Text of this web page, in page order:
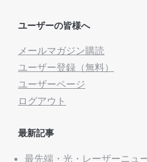
ユーザーの皆様へ
メールマガジン購読
ユーザー登録（無料）
ユーザーページ
ログアウト
最新記事
最先端・光・レーザーニュ